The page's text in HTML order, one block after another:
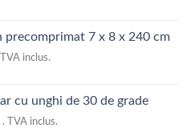
74,00 lei
precomprimat 7 x 8 x 240 cm
inclus.
cu unghi de 30 de grade
TVA inclus.